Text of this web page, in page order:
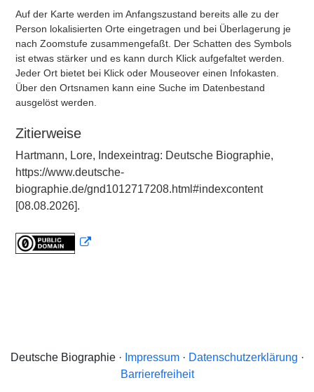
Auf der Karte werden im Anfangszustand bereits alle zu der
Person lokalisierten Orte eingetragen und bei Überlagerung je
nach Zoomstufe zusammengefaßt. Der Schatten des Symbols
ist etwas stärker und es kann durch Klick aufgefaltet werden.
Jeder Ort bietet bei Klick oder Mouseover einen Infokasten.
Über den Ortsnamen kann eine Suche im Datenbestand
ausgelöst werden.
Zitierweise
Hartmann, Lore, Indexeintrag: Deutsche Biographie,
https://www.deutsche-
biographie.de/gnd1012717208.html#indexcontent
[08.08.2026].
Deutsche Biographie · Impressum· Datenschutzerklärung ·
Barrierefreiheit